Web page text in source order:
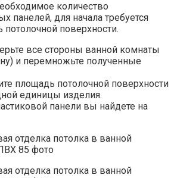
количество
панелей, для начала требуется
поверхности.
все стороны ванной комнаты
и перемножьте полученные
площадь потолочной поверхности
единицы изделия.
панели вы найдете на